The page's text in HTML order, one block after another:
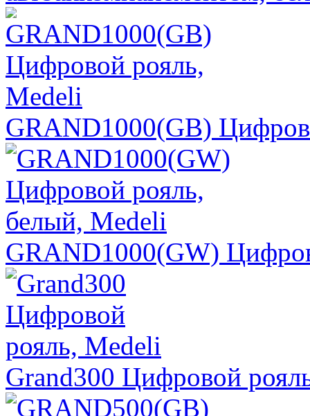
GRAND1000(GB)
GRAND1000(GW)
Grand300 Цифровой